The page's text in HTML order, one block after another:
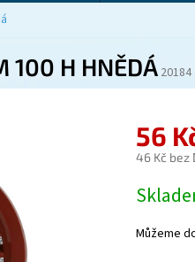
100 H HNĚDÁ20184
56
46 Kč bez
cena:
Můžeme